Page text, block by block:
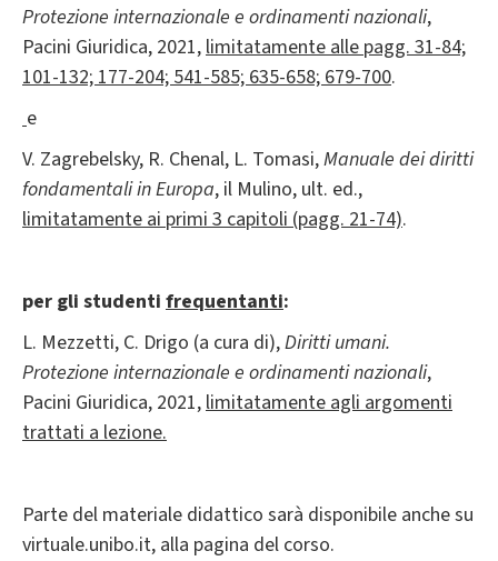
Protezione internazionale e ordinamenti nazionali,
Pacini Giuridica, 2021,limitatamente alle pagg. 31-84;
101-132; 177-204; 541-585; 635-658; 679-700.
e
V. Zagrebelsky, R. Chenal, L. Tomasi,Manuale dei diritti
fondamentali in Europa, il Mulino, ult. ed.,
limitatamente ai primi 3 capitoli (pagg. 21-74).
per gli studenti frequentanti:
L. Mezzetti, C. Drigo (a cura di),Diritti umani.
Protezione internazionale e ordinamenti nazionali,
Pacini Giuridica, 2021,limitatamente agli argomenti
trattati a lezione.
Parte del materiale didattico sarà disponibile anche su
virtuale.unibo.it, alla pagina del corso.